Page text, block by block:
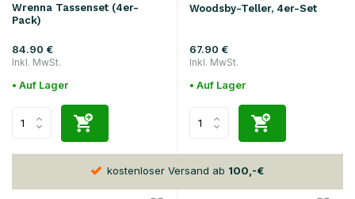
Wrenna Tassenset (4er-
Pack)
84.90 €
Inkl. MwSt.
• Auf Lager
Woodsby-Teller, 4er-Set
67.90 €
Inkl. MwSt.
• Auf Lager
kostenloser Versand ab100,-€